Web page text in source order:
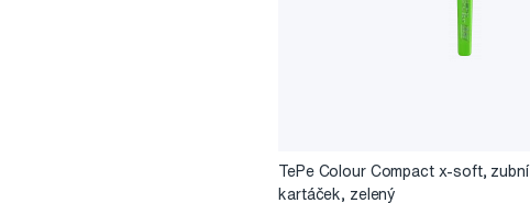
TePe Colour Compact x-soft, zubní
kartáček, zelený